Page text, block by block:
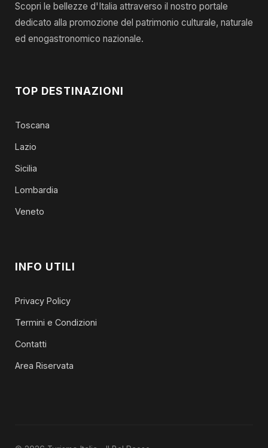
Scopri le bellezze d'Italia attraverso il nostro portale
dedicato alla promozione del patrimonio culturale, naturale
ed enogastronomico nazionale.
TOP DESTINAZIONI
Toscana
Lazio
Sicilia
Lombardia
Veneto
INFO UTILI
Privacy Policy
Termini e Condizioni
Contatti
Area Riservata